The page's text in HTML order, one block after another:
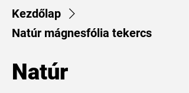
Kezdőlap
Natúr mágnesfólia tekercs
Natúr